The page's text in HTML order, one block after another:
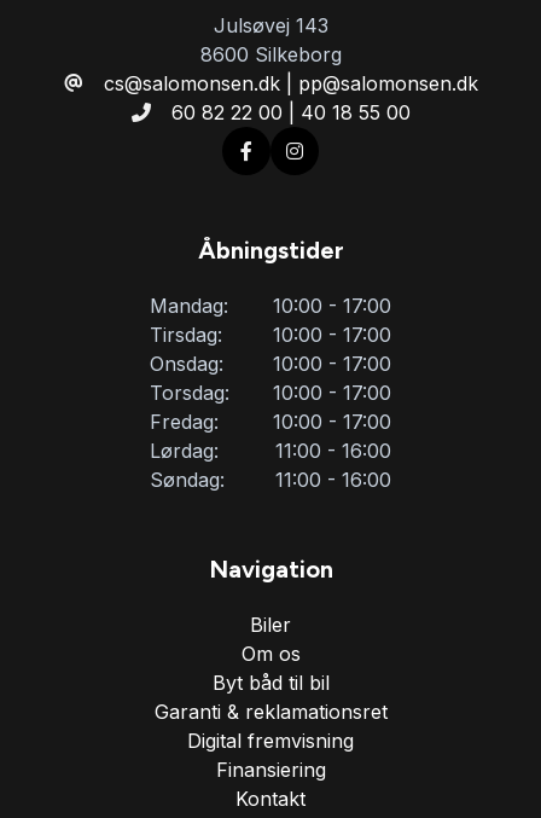
Julsøvej 143
8600 Silkeborg
cs@salomonsen.dk | pp@salomonsen.dk
60 82 22 00 | 40 18 55 00
Åbningstider
Mandag:
10:00 - 17:00
Tirsdag:
10:00 - 17:00
Onsdag:
10:00 - 17:00
Torsdag:
10:00 - 17:00
Fredag:
10:00 - 17:00
Lørdag:
11:00 - 16:00
Søndag:
11:00 - 16:00
Navigation
Biler
Om os
Byt båd til bil
Garanti & reklamationsret
Digital fremvisning
Finansiering
Kontakt